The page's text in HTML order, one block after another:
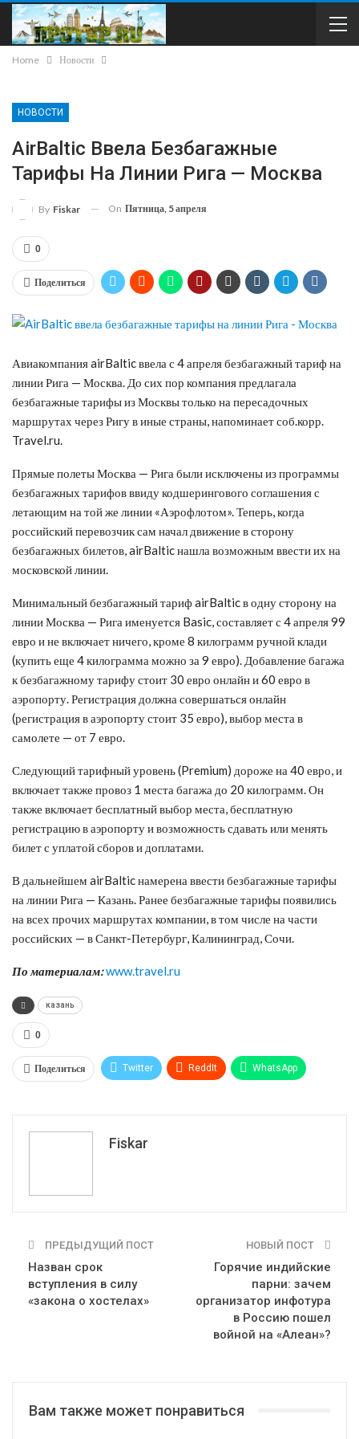
Home Новости
НОВОСТИ
AirBaltic Ввела Безбагажные
Тарифы На Линии Рига — Москва
By Fiskar On Пятница, 5 апреля
0
Поделиться
Авиакомпания airBaltic ввела с 4 апреля безбагажный тариф на
линии Рига — Москва. До сих пор компания предлагала
безбагажные тарифы из Москвы только на пересадочных
маршрутах через Ригу в иные страны, напоминает соб.корр.
Travel.ru.
Прямые полеты Москва — Рига были исключены из программы
безбагажных тарифов ввиду кодшерингового соглашения с
летающим на той же линии «Аэрофлотом». Теперь, когда
российский перевозчик сам начал движение в сторону
безбагажных билетов, airBaltic нашла возможным ввести их на
московской линии.
Минимальный безбагажный тариф airBaltic в одну сторону на
линии Москва — Рига именуется Basic, составляет с 4 апреля 99
евро и не включает ничего, кроме 8 килограмм ручной клади
(купить еще 4 килограмма можно за 9 евро). Добавление багажа
к безбагажному тарифу стоит 30 евро онлайн и 60 евро в
аэропорту. Регистрация должна совершаться онлайн
(регистрация в аэропорту стоит 35 евро), выбор места в
самолете — от 7 евро.
Следующий тарифный уровень (Premium) дороже на 40 евро, и
включает также провоз 1 места багажа до 20 килограмм. Он
также включает бесплатный выбор места, бесплатную
регистрацию в аэропорту и возможность сдавать или менять
билет с уплатой сборов и доплатами.
В дальнейшем airBaltic намерена ввести безбагажные тарифы
на линии Рига — Казань. Ранее безбагажные тарифы появились
на всех прочих маршрутах компании, в том числе на части
российских — в Санкт-Петербург, Калининград, Сочи.
По материалам:www.travel.ru
казань
0
Поделиться Twitter ReddIt WhatsApp
Fiskar
ПРЕДЫДУЩИЙ ПОСТ
Назван срок
вступления в силу
«закона о хостелах»
НОВЫЙ ПОСТ
Горячие индийские
парни: зачем
организатор инфотура
в Россию пошел
войной на «Алеан»?
Вам также может понравиться